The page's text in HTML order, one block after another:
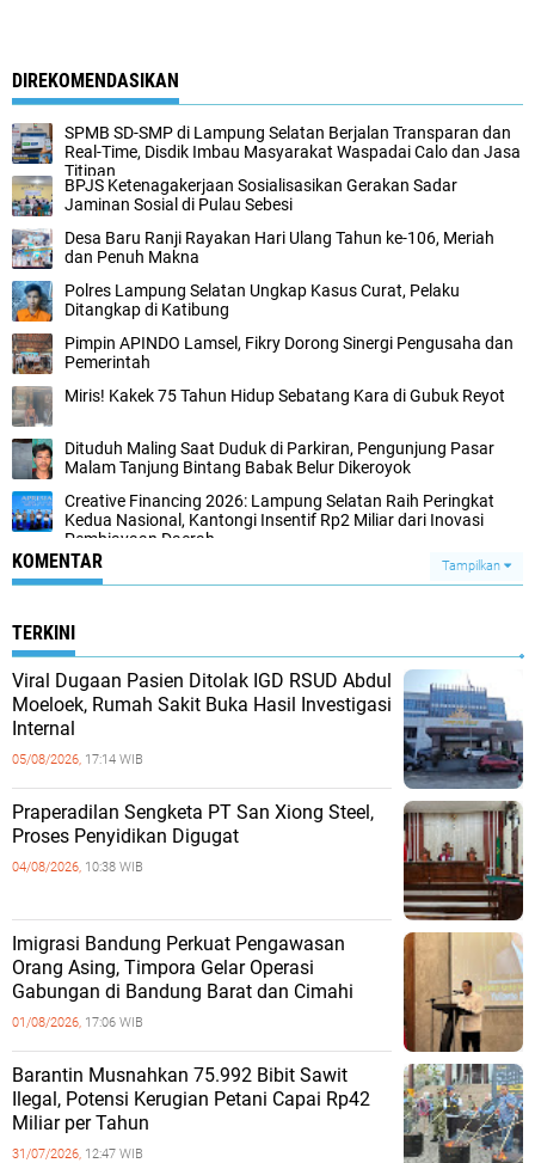
DIREKOMENDASIKAN
SPMB SD-SMP di Lampung Selatan Berjalan Transparan dan
Real-Time, Disdik Imbau Masyarakat Waspadai Calo dan Jasa
Titipan
BPJS Ketenagakerjaan Sosialisasikan Gerakan Sadar
Jaminan Sosial di Pulau Sebesi
Desa Baru Ranji Rayakan Hari Ulang Tahun ke-106, Meriah
dan Penuh Makna
Polres Lampung Selatan Ungkap Kasus Curat, Pelaku
Ditangkap di Katibung
Pimpin APINDO Lamsel, Fikry Dorong Sinergi Pengusaha dan
Pemerintah
Miris! Kakek 75 Tahun Hidup Sebatang Kara di Gubuk Reyot
Dituduh Maling Saat Duduk di Parkiran, Pengunjung Pasar
Malam Tanjung Bintang Babak Belur Dikeroyok
Creative Financing 2026: Lampung Selatan Raih Peringkat
Kedua Nasional, Kantongi Insentif Rp2 Miliar dari Inovasi
Pembiayaan Daerah
KOMENTAR Tampilkan
TERKINI
Viral Dugaan Pasien Ditolak IGD RSUD Abdul
Moeloek, Rumah Sakit Buka Hasil Investigasi
Internal
05/08/2026, 17:14 WIB
Praperadilan Sengketa PT San Xiong Steel,
Proses Penyidikan Digugat
04/08/2026, 10:38 WIB
Imigrasi Bandung Perkuat Pengawasan
Orang Asing, Timpora Gelar Operasi
Gabungan di Bandung Barat dan Cimahi
01/08/2026, 17:06 WIB
Barantin Musnahkan 75.992 Bibit Sawit
Ilegal, Potensi Kerugian Petani Capai Rp42
Miliar per Tahun
31/07/2026, 12:47 WIB